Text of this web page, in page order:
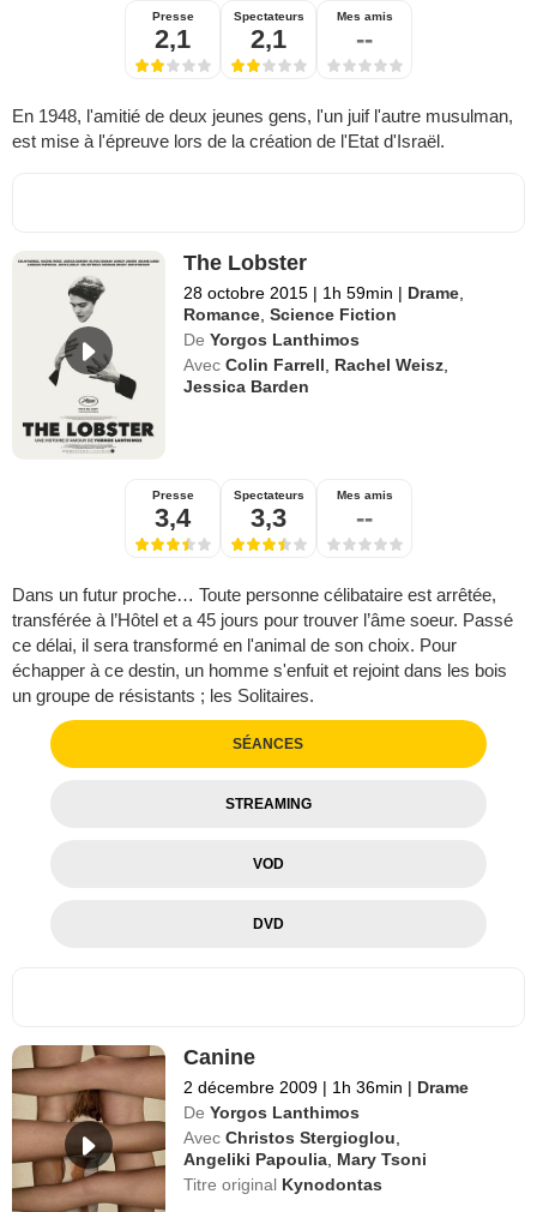
Presse
2,1
Spectateurs
2,1
Mes amis
--
En 1948, l'amitié de deux jeunes gens, l'un juif l'autre musulman,
est mise à l'épreuve lors de la création de l'Etat d'Israël.
The Lobster
28 octobre 2015 | 1h 59min | Drame
Romance ,Science Fiction
De Yorgos Lanthimos
Avec Colin Farrell Rachel Weisz
Jessica Barden
Presse
3,4
Spectateurs
3,3
Mes amis
--
Dans un futur proche… Toute personne célibataire est arrêtée,
transférée à l’Hôtel et a 45 jours pour trouver l’âme soeur. Passé
ce délai, il sera transformé en l'animal de son choix. Pour
échapper à ce destin, un homme s'enfuit et rejoint dans les bois
un groupe de résistants ; les Solitaires.
SÉANCES
STREAMING
VOD
DVD
Canine
2 décembre 2009 | 1h 36min | Drame
De Yorgos Lanthimos
Avec Christos Stergioglou
Angeliki Papoulia Mary Tsoni
Titre original Kynodontas